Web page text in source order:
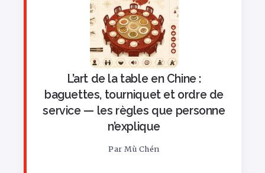
L’art de la table en Chine :
baguettes, tourniquet et ordre de
service — les règles que personne
n’explique
Par Mù Chén